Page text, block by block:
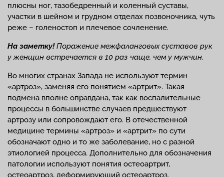
плюсны ног, тазобедренный и коленный суставы,
участки в шейном и грудном отделах позвоночника, чуть
реже – голеностоп и плечевое сочленение.
На заметку!Поражение межфаланговых суставов рук
у женщин встречается в 10 раз чаще, чем у мужчин.
Во многих странах Запада не используют термин
«артроз», заменяя его понятием «артрит». Такая
подмена вполне оправдана, так как воспалительные
процессы в большинстве случаев предшествуют
артрозу или сопровождают его. В отечественной
медицине термины «артроз» и «артрит» по сути
обозначают одно и то же заболевание, но с разной
этиологией процесса. Дополнительно для обозначения
патологии используют понятия остеоартрит,
остеоартроз, деформирующий остеоартроз.